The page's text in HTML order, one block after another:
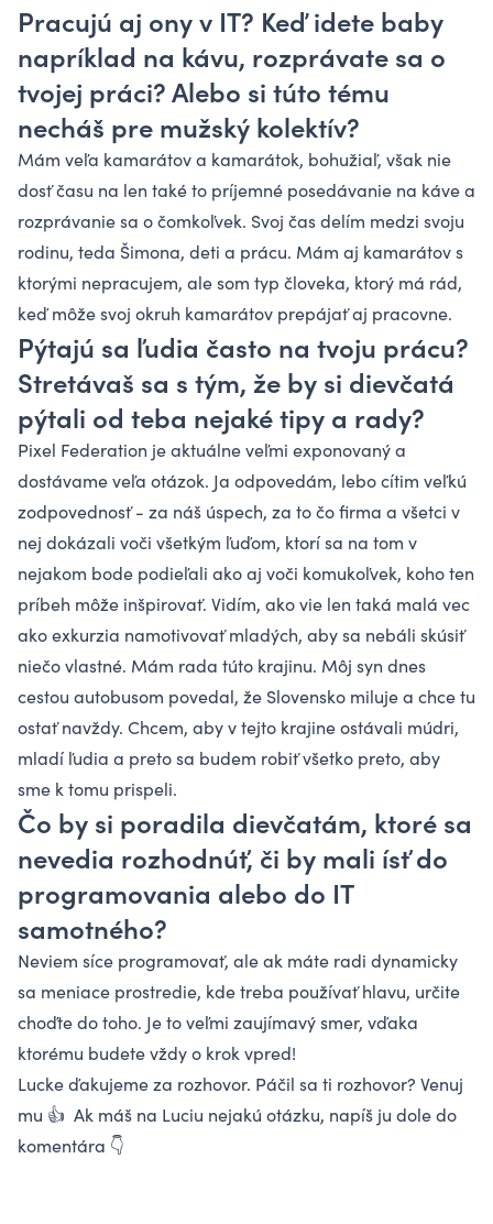
Pracujú aj ony v IT? Keď idete baby
napríklad na kávu, rozprávate sa o
tvojej práci? Alebo si túto tému
necháš pre mužský kolektív?
Mám veľa kamarátov a kamarátok, bohužiaľ, však nie
dosť času na len také to príjemné posedávanie na káve a
rozprávanie sa o čomkoľvek. Svoj čas delím medzi svoju
rodinu, teda Šimona, deti a prácu. Mám aj kamarátov s
ktorými nepracujem, ale som typ človeka, ktorý má rád,
keď môže svoj okruh kamarátov prepájať aj pracovne.
Pýtajú sa ľudia často na tvoju prácu?
Stretávaš sa s tým, že by si dievčatá
pýtali od teba nejaké tipy a rady?
Pixel Federation je aktuálne veľmi exponovaný a
dostávame veľa otázok. Ja odpovedám, lebo cítim veľkú
zodpovednosť - za náš úspech, za to čo firma a všetci v
nej dokázali voči všetkým ľuďom, ktorí sa na tom v
nejakom bode podieľali ako aj voči komukoľvek, koho ten
príbeh môže inšpirovať. Vidím, ako vie len taká malá vec
ako exkurzia namotivovať mladých, aby sa nebáli skúsiť
niečo vlastné. Mám rada túto krajinu. Môj syn dnes
cestou autobusom povedal, že Slovensko miluje a chce tu
ostať navždy. Chcem, aby v tejto krajine ostávali múdri,
mladí ľudia a preto sa budem robiť všetko preto, aby
sme k tomu prispeli.
Čo by si poradila dievčatám, ktoré sa
nevedia rozhodnúť, či by mali ísť do
programovania alebo do IT
samotného?
Neviem síce programovať, ale ak máte radi dynamicky
sa meniace prostredie, kde treba používať hlavu, určite
choďte do toho. Je to veľmi zaujímavý smer, vďaka
ktorému budete vždy o krok vpred!
Lucke ďakujeme za rozhovor. Páčil sa ti rozhovor? Venuj
mu 👍 Ak máš na Luciu nejakú otázku, napíš ju dole do
komentára 👇